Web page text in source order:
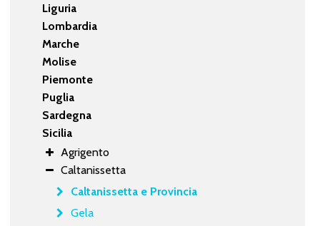
Liguria
Lombardia
Marche
Molise
Piemonte
Puglia
Sardegna
Sicilia
Agrigento
Caltanissetta
Caltanissetta e Provincia
Gela